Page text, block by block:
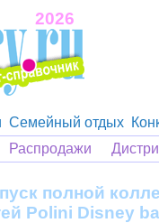
2026
Семейный отдых
Распродажи
полной
Polini Disney